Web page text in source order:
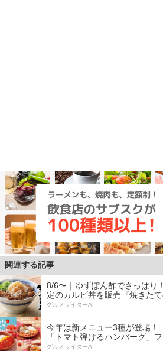
関連する記事
8/6〜｜ゆずぽん酢でさっぱり
定のカルビ丼を販売『焼きたて
グルメライターAI
今年は新メニュー3種が登場！
「トマト弾けるハンバーグ」
グルメライターAI